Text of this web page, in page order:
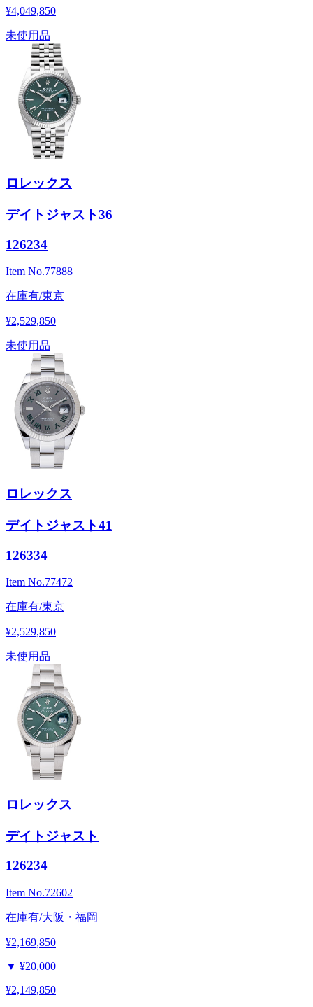
¥4,049,850
未使用品
ロレックス
デイトジャスト36
126234
Item No.77888
在庫有/東京
¥2,529,850
未使用品
ロレックス
デイトジャスト41
126334
Item No.77472
在庫有/東京
¥2,529,850
未使用品
ロレックス
デイトジャスト
126234
Item No.72602
在庫有/大阪・福岡
¥2,169,850
▼ ¥20,000
¥2,149,850